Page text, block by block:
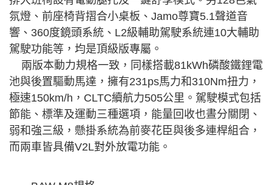
氛燈、前座椅背摺合小桌板、Jamo尊寶5.1聲道音
響、360度鏡頭系統、L2級輔助駕駛系統連10大輔助
駕駛功能等，均是頂級版專屬。
兩版本動力規格一致，同樣搭載81kWh磷酸鐵鋰電
池與後置驅動馬達，擁有231ps馬力和310Nm扭力，
極速150km/h，CLTC續航力505公里。駕駛模式包括
節能、標準及運動三種選項，能量回收也晝分關閉、
弱和強三級，懸掛系統為前麥花臣與後多連桿組合，
而兩車皆具備V2L對外放電功能。